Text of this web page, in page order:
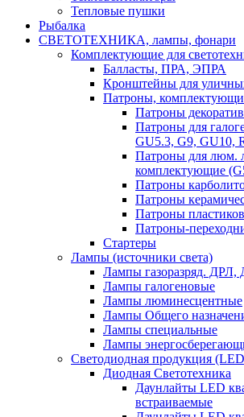
Тепловые пушки
Рыбалка
СВЕТОТЕХНИКА, лампы, фонари
Комплектующие для
Балласты, ПРА, ЭПРА
Кронштейны для
Патроны,
Патроны
Патроны для
GU5.3, G9, GU10,
Патроны для люм.
комплектующие
Патроны
Патроны
Патроны
Патроны-
Стартеры
Лампы (источники света)
Лампы газоразряд.
Лампы галогеновые
Лампы люминесцентные
Лампы Общего
Лампы специальные
Лампы
Светодиодная продукция
Диодная Светотехника
Даунлайты LED
встраиваемые